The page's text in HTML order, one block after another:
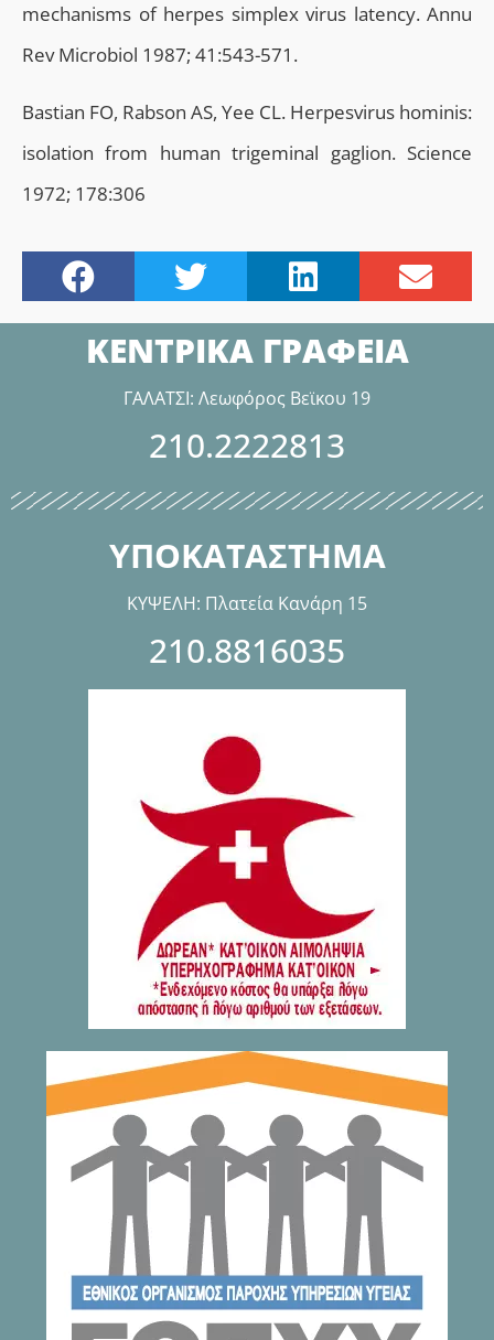
mechanisms of herpes simplex virus latency. Annu
Rev Microbiol 1987; 41:543-571.
Bastian FO, Rabson AS, Yee CL. Herpesvirus hominis:
isolation from human trigeminal gaglion. Science
1972; 178:306
ΚΕΝΤΡΙΚΑ ΓΡΑΦΕΙΑ
ΓΑΛΑΤΣΙ: Λεωφόρος Βεϊκου 19
210.2222813
ΥΠΟΚΑΤΑΣΤΗΜΑ
ΚΥΨΕΛΗ: Πλατεία Κανάρη 15
210.8816035